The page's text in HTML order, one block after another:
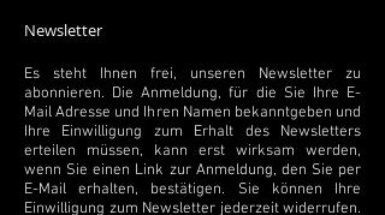
Newsletter
Es steht Ihnen frei, unseren Newsletter zu
abonnieren. Die Anmeldung, für die Sie Ihre E-
Mail Adresse und Ihren Namen bekanntgeben und
Ihre Einwilligung zum Erhalt des Newsletters
erteilen müssen, kann erst wirksam werden,
wenn Sie einen Link zur Anmeldung, den Sie per
E-Mail erhalten, bestätigen. Sie können Ihre
Einwilligung zum Newsletter jederzeit widerrufen.